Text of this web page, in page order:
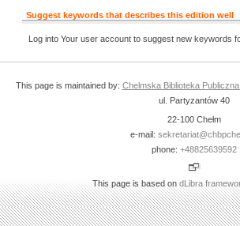
Suggest keywords that describes this edition well
Log into Your user account to suggest new keywords
This page is maintained by: Chelmska Biblioteka
ul. Partyzantów 40
22-100 Chełm
e-mail:
phone: +48825639592
This page is based on dLibra